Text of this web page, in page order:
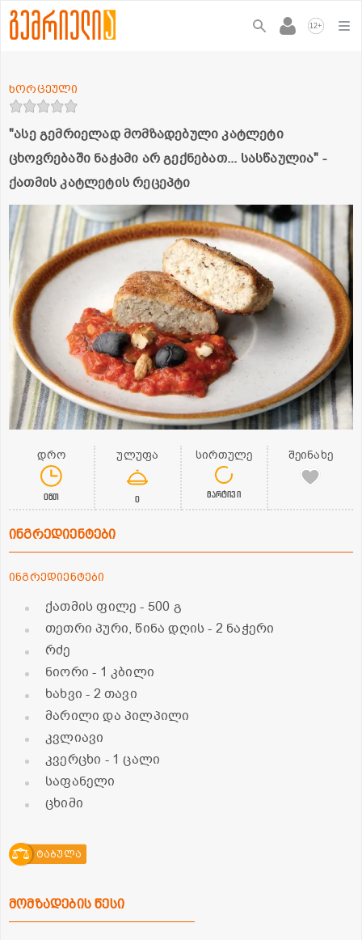
12+
"ასე გემრიელად მომზადებული კატლეტი
ცხოვრებაში ნაჭამი არ გექნებათ... სასწაულია" -
ქათმის კატლეტის რეცეპტი
ხორცეული
დრო
0წთ
ულუფა
0
სირთულე
მარტივი
შეინახე
ინგრედიენტები
ინგრედიენტები
ქათმის ფილე- 500 გ
თეთრი პური, წინა დღის- 2 ნაჭერი
რძე
ნიორი- 1 კბილი
ხახვი- 2 თავი
მარილი და პილპილი
კვლიავი
კვერცხი - 1 ცალი
საფანელი
ცხიმი
ტაბულა
მომზადების წესი